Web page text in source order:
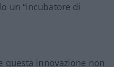
un “incubatore di
questa innovazione non